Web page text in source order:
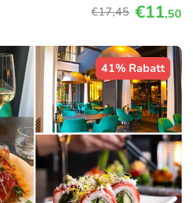
€17,45 €11,50
41% Rabatt